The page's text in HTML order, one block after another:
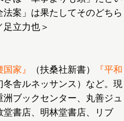
案」は果たしてそのどちら
立力也＞
国家』 （扶桑社新書）
『平和
冬舎ルネッサンス）など。現
ブックセンター、丸善ジュ
書店、明林堂書店、リブ